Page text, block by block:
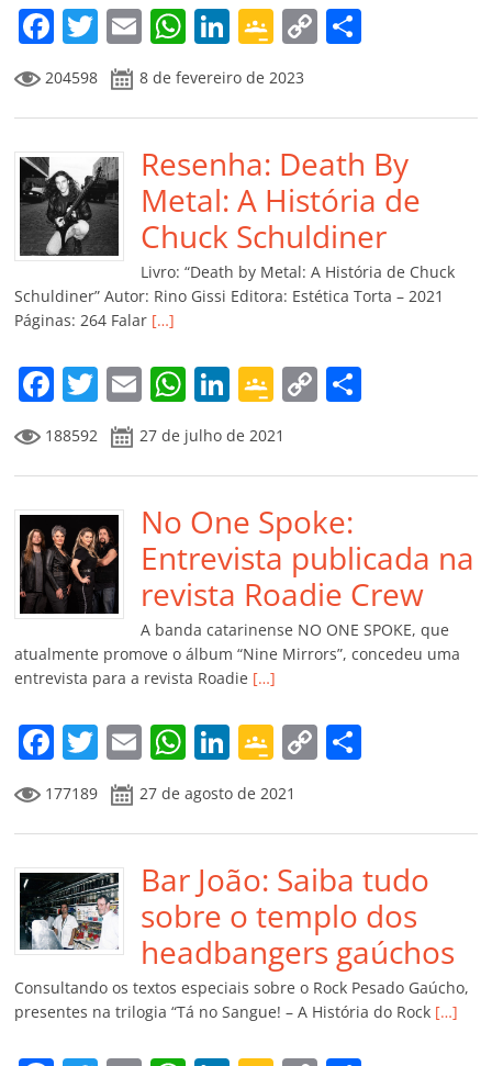
F
a
c
e
b
o
o
k
T
w
itt
er
E
m
ai
l
W
at
s
A
p
p
Li
k
e
dI
n
G
o
o
gl
e
Cl
a
ss
ro
m
C
y
Li
n
k
p
ar
til
h
ar
204598 8 de fevereiro de 2023
Resenha: Death By
Metal: A História de
Chuck Schuldiner
Livro: “Death by Metal: A História de Chuck
Schuldiner” Autor: Rino Gissi Editora: Estética Torta – 2021
Páginas: 264 Falar […]
F
a
c
e
b
o
o
k
T
w
itt
er
E
m
ai
l
W
h
at
s
A
p
p
Li
n
k
e
dI
n
G
o
o
gl
e
Cl
a
ss
ro
o
m
C
y
Li
n
k
p
til
h
ar
188592 27 de julho de 2021
No One Spoke:
Entrevista publicada na
revista Roadie Crew
A banda catarinense NO ONE SPOKE, que
atualmente promove o álbum “Nine Mirrors”, concedeu uma
entrevista para a revista Roadie […]
F
a
c
e
b
o
o
k
T
w
itt
er
E
m
ai
l
W
at
s
A
p
p
Li
n
k
e
dI
n
G
o
o
gl
e
Cl
a
ss
ro
C
y
Li
n
k
p
ar
til
h
ar
177189 27 de agosto de 2021
Bar João: Saiba tudo
sobre o templo dos
headbangers gaúchos
Consultando os textos especiais sobre o Rock Pesado Gaúcho,
presentes na trilogia “Tá no Sangue! – A História do Rock […]